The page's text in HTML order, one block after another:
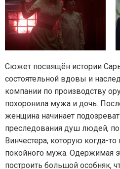
Сюжет посвящён истории
состоятельной вдовы и
компании по производству
похоронила мужа и дочь.
женщина начинает
преследования душ людей,
Винчестера, которую когда-то
покойного мужа. Одержимая
построить большой особняк,